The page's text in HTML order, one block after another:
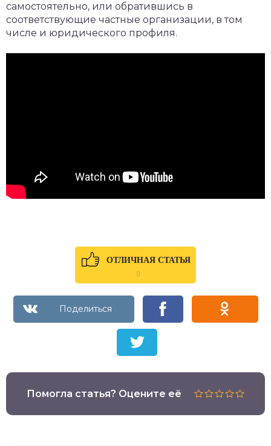
самостоятельно, или обратившись в
соответствующие частные организации, в том
числе и юридического профиля.
ОТЛИЧНАЯ СТАТЬЯ
0
Помогла статья? Оцените её